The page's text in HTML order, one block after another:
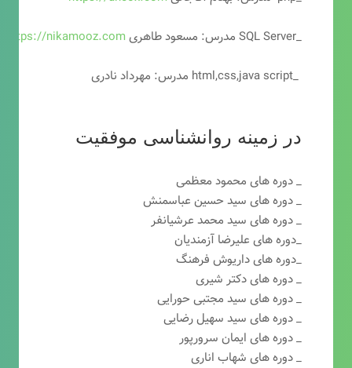
_SQL Server مدرس: مسعود طاهری
https://nikamooz.com
_html,css,java script مدرس: مهرداد نادری
در زمینه روانشناسی موفقیت
_ دوره های محمود معظمی
_ دوره های سید حسین عباسمنش
_ دوره های سید محمد عرشیانفر
_دوره های علیرضا آزمندیان
_دوره های داریوش فرهنگ
_ دوره های دکتر شیری
_ دوره های سید مجتبی حورایی
_ دوره های سید سهیل رضایی
_ دوره های ایمان سرورپور
_ دوره های شهاب اناری